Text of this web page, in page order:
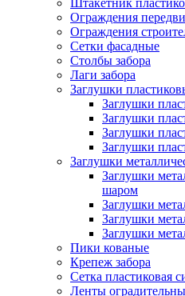
Штакетник
Ограждения
Ограждения
Сетки фасадные
Столбы забора
Лаги забора
Заглушки
Заглушки
Заглушки
Заглушки
Заглушки
Заглушки
Заглушки
шаром
Заглушки
Заглушки
Заглушки
Пики кованые
Крепеж забора
Сетка пластиковая
Ленты